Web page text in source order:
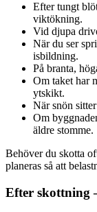
Efter tungt
viktökning.
Vid djupa
När du ser
isbildning.
På branta,
Om taket har
ytskikt.
När snön
Om
äldre stomme.
Behöver du skotta
planeras så att
Efter skottning